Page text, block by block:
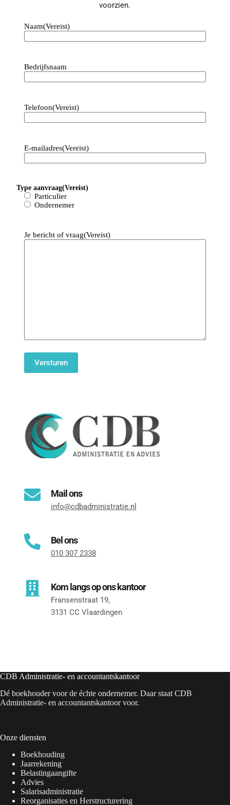
Mail ons
info@cdbadministratie.nl
Bel ons
010 307 2338
Kom langs op ons kantoor
Fransenstraat 19,
3131 CC Vlaardingen
voorzien.
Naam(Vereist)
Bedrijfsnaam
Telefoon(Vereist)
E-mailadres(Vereist)
Type aanvraag(Vereist)
Particulier
Ondernemer
Je bericht of vraag(Vereist)
CDB Administratie- en accountantskantoor
Dé boekhouder voor de échte ondernemer. Daar staat CDB
Administratie- en accountantskantoor voor.
Onze diensten
Boekhouding
Jaarrekening
Belastingaangifte
Advies
Salarisadministratie
Reorganisaties en Herstructurering